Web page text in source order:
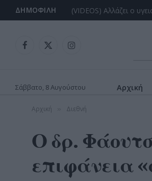
ΔΗΜΟΦΙΛΉ
Facebook
X
Instagram
Σάββατο, 8 Αυγούστου Αρχική
Αρχική Διεθνή
Ο δρ.
επιφάνεια